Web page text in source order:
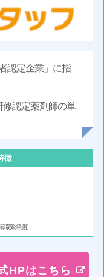
認定企業」に指
認定薬剤師の単
徴
転職緊急度
HPはこちら